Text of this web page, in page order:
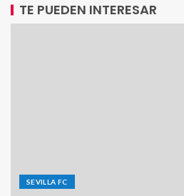
TE PUEDEN INTERESAR
SEVILLA FC